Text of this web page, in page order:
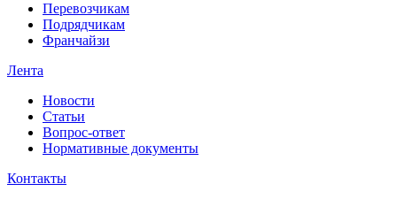
Перевозчикам
Подрядчикам
Франчайзи
Лента
Новости
Статьи
Вопрос-ответ
Нормативные документы
Контакты